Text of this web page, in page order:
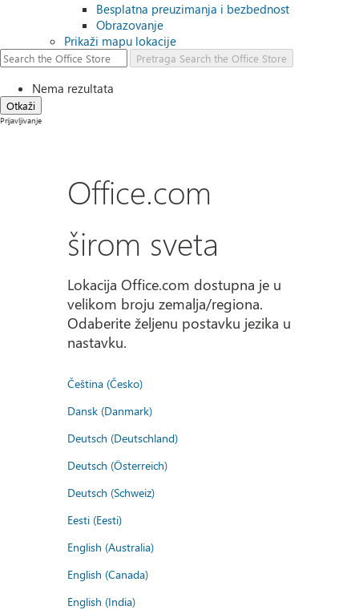
Besplatna preuzimanja i bezbednost
Obrazovanje
Prikaži mapu lokacije
Pretraga Search the Office Store
Nema rezultata
Otkaži
Prijavljivanje
Office.com
širom sveta
Lokacija Office.com dostupna je u
velikom broju zemalja/regiona.
Odaberite željenu postavku jezika u
nastavku.
Čeština (Česko)
Dansk (Danmark)
Deutsch (Deutschland)
Deutsch (Österreich)
Deutsch (Schweiz)
Eesti (Eesti)
English (Australia)
English (Canada)
English (India)